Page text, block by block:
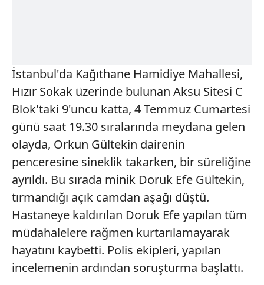
İstanbul'da Kağıthane Hamidiye Mahallesi,
Hızır Sokak üzerinde bulunan Aksu Sitesi C
Blok'taki 9'uncu katta, 4 Temmuz Cumartesi
günü saat 19.30 sıralarında meydana gelen
olayda, Orkun Gültekin dairenin
penceresine sineklik takarken, bir süreliğine
ayrıldı. Bu sırada minik Doruk Efe Gültekin,
tırmandığı açık camdan aşağı düştü.
Hastaneye kaldırılan Doruk Efe yapılan tüm
müdahalelere rağmen kurtarılamayarak
hayatını kaybetti. Polis ekipleri, yapılan
incelemenin ardından soruşturma başlattı.